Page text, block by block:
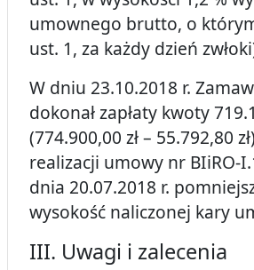
umownego brutto, o
ust. 1, za każdy dzień
W dniu 23.10.2018 r.
dokonał zapłaty kwoty
(774.900,00 zł – 55.792,80
realizacji umowy nr BIiRO-
dnia 20.07.2018 r.
wysokość naliczonej kary
III. Uwagi i zalecenia